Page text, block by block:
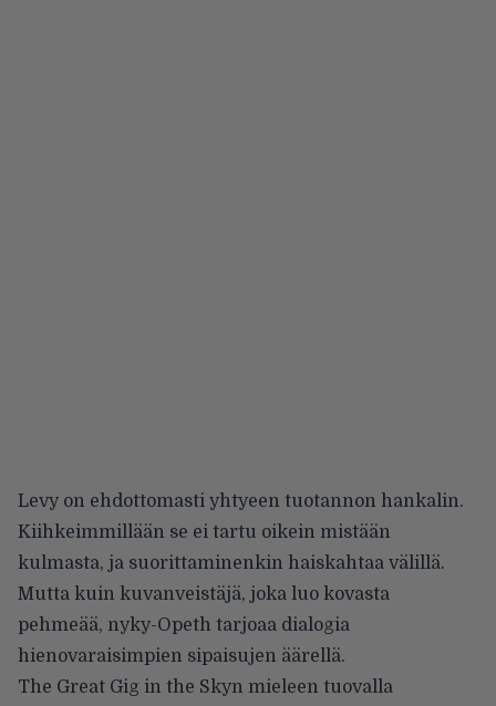
Levy on ehdottomasti yhtyeen tuotannon hankalin.
Kiihkeimmillään se ei tartu oikein mistään
kulmasta, ja suorittaminenkin haiskahtaa välillä.
Mutta kuin kuvanveistäjä, joka luo kovasta
pehmeää, nyky-Opeth tarjoaa dialogia
hienovaraisimpien sipaisujen äärellä.
The Great Gig in the Skyn mieleen tuovalla